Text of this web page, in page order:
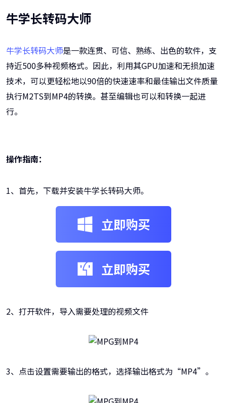
牛学长转码大师
牛学长转码大师是一款连贯、可信、熟练、出色的软件，支
持近500多种视频格式。因此，利用其GPU加速和无损加速
技术，可以更轻松地以90倍的快速速率和最佳输出文件质量
执行M2TS到MP4的转换。甚至编辑也可以和转换一起进
行。
操作指南：
1、首先，下载并安装牛学长转码大师。
立即购买
立即购买
2、打开软件，导入需要处理的视频文件
3、点击设置需要输出的格式，选择输出格式为“MP4”。